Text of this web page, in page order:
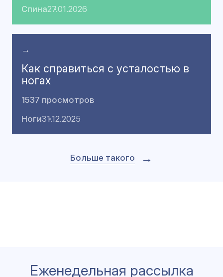
Спина27.01.2026
→
Как справиться с усталостью в
ногах
1537 просмотров
Ноги31.12.2025
Больше такого →
Еженедельная рассылка